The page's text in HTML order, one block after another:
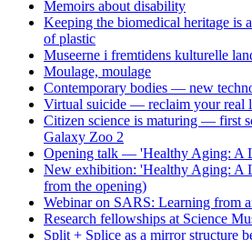
Memoirs about disability
Keeping the biomedical heritage is
of plastic
Museerne i fremtidens kulturelle
Moulage, moulage
Contemporary bodies — new
Virtual suicide — reclaim your real
Citizen science is maturing — first
Galaxy Zoo 2
Opening talk — 'Healthy Aging: A
New exhibition: 'Healthy Aging: A
from the opening)
Webinar on SARS: Learning from
Research fellowships at Science
Split + Splice as a mirror structure